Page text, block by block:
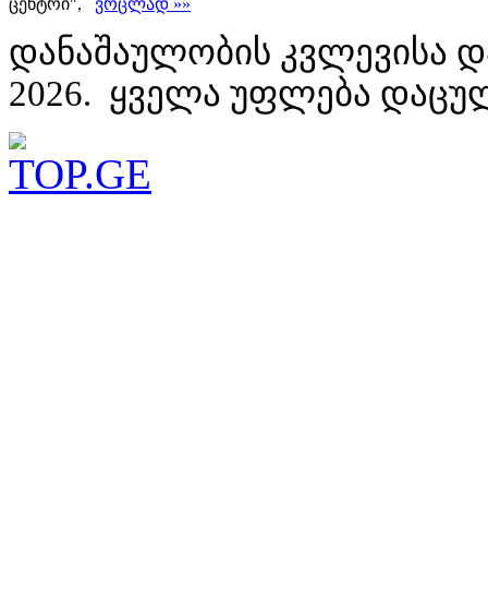
ცენტრი", ვრცლად »»
დანაშაულობის კვლევისა
2026. ყველა უფლება